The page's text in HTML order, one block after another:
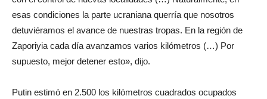
esas condiciones la parte ucraniana querría que nosotros
detuviéramos el avance de nuestras tropas. En la región de
Zaporiyia cada día avanzamos varios kilómetros (…) Por
supuesto, mejor detener esto», dijo.
Putin estimó en 2.500 los kilómetros cuadrados ocupados